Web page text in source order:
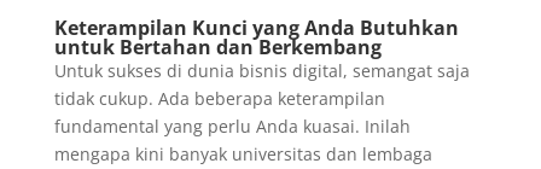
Keterampilan Kunci yang Anda Butuhkan
untuk Bertahan dan Berkembang
Untuk sukses di dunia bisnis digital, semangat saja
tidak cukup. Ada beberapa keterampilan
fundamental yang perlu Anda kuasai. Inilah
mengapa kini banyak universitas dan lembaga